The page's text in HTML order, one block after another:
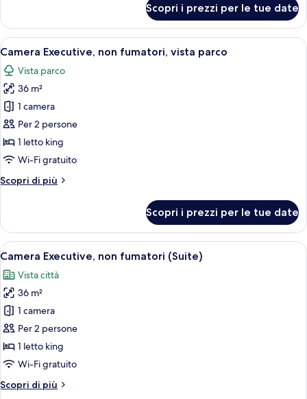
Executive,
letti
multipli,
fumatori
Scopri i prezzi per le tue date
Apri
tutte
le
foto
per
Camera
Executive,
non
fumatori,
vista
Una camera d'albergo con un'ampia
6
Camera Executive, non fumatori, vista parco
Vista parco
36 m²
1 camera
Per 2 persone
1 letto king
Wi-Fi gratuito
Scopri di più
Altri
Executive,
non
fumatori,
parco
Scopri i prezzi per le tue date
Apri
tutte
le
foto
per
Camera
Executive,
non
fumatori
(Suite)
Camera d'albergo con un letto
5
Camera Executive, non fumatori (Suite)
Vista città
36 m²
1 camera
Per 2 persone
1 letto king
Wi-Fi gratuito
Scopri di più
Altri